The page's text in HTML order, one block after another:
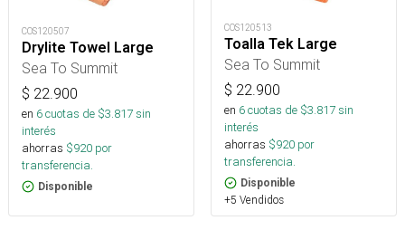
COS120507
Drylite Towel Large
Sea To Summit
$ 22.900
en 6cuotas de $3.817sin
interés
ahorras $920 por
transferencia.
Disponible
COS120513
Toalla Tek Large
Sea To Summit
$ 22.900
en 6cuotas de $3.817sin
interés
ahorras $920 por
transferencia.
Disponible
+5 Vendidos